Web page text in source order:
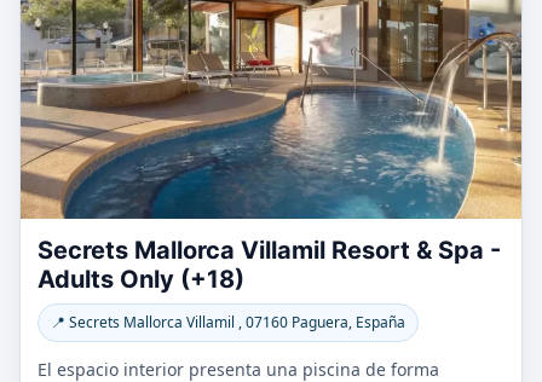
Secrets Mallorca Villamil Resort & Spa -
Adults Only (+18)
📍 Secrets Mallorca Villamil , 07160 Paguera, España
El espacio interior presenta una piscina de forma